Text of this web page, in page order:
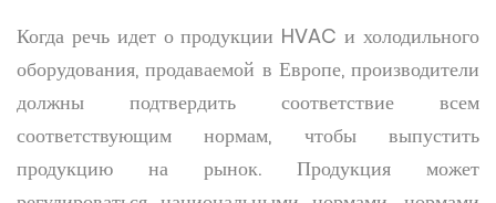
Когда речь идет о продукции HVAC и холодильного
оборудования, продаваемой в Европе, производители
должны подтвердить соответствие всем
соответствующим нормам, чтобы выпустить
продукцию на рынок. Продукция может